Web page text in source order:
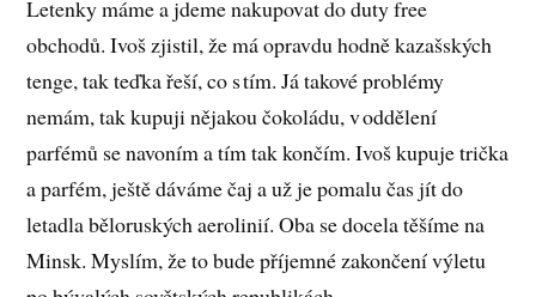
Letenky máme a jdeme nakupovat do duty free
obchodů. Ivoš zjistil, že má opravdu hodně kazašských
tenge, tak teďka řeší, co s tím. Já takové problémy
nemám, tak kupuji nějakou čokoládu, v oddělení
parfémů se navoním a tím tak končím. Ivoš kupuje trička
a parfém, ještě dáváme čaj a už je pomalu čas jít do
letadla běloruských aerolinií. Oba se docela těšíme na
Minsk. Myslím, že to bude příjemné zakončení výletu